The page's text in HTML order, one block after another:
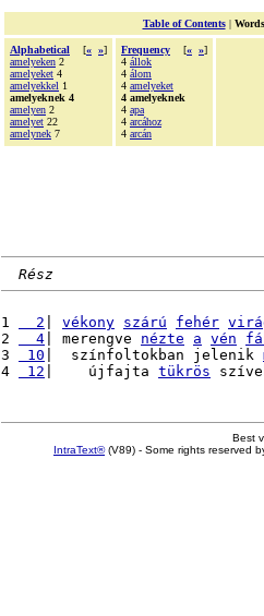
Table of Contents| Words
Alphabetical [« »]
amelyeken 2
amelyeket 4
amelyekkel 1
amelyeknek 4
amelyen 2
amelyet 22
amelynek 7
Frequency [« »]
4 állok
4 álom
4 amelyeket
4 amelyeknek
4 apa
4 arcához
4 arcán
Rész
1
  2
vékony szárú fehér
2
  4
| merengve nézte a vén
3
10 |  színfoltokban jelenik
4
12 |    újfajta tükrös
Best
IntraText®(V89) - Some rights reserved